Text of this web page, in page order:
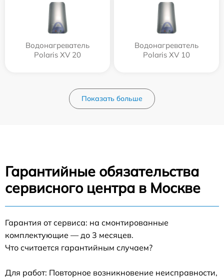
Водонагреватель
Polaris XV 20
Водонагреватель
Polaris XV 10
Показать больше
Гарантийные обязательства
сервисного центра в Москве
Гарантия от сервиса: на смонтированные
комплектующие — до 3 месяцев.
Что считается гарантийным случаем?
Для работ: Повторное возникновение неисправности,